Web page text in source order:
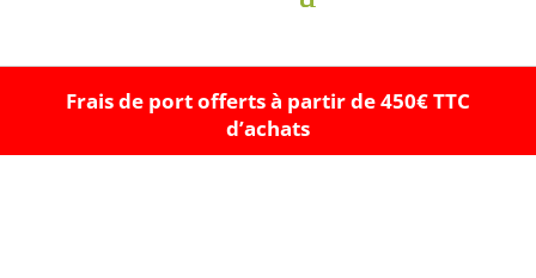
Frais de port offerts à partir de 450€ TTC
d’achats